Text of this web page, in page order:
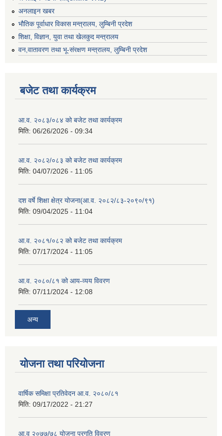
अनलाइन खबर
भौतिक पूर्वाधार विकास मन्त्रालय, लुम्बिनी प्रदेश
शिक्षा, विज्ञान, युवा तथा खेलकुद मन्‍‍त्रालय
वन,वातावरण तथा भू-संरक्षण मन्त्रालय, लुम्बिनी प्रदेश
बजेट तथा कार्यक्रम
आ.व. २०८३/०८४ को बजेट तथा कार्यक्रम
मिति: 06/26/2026 - 09:34
आ.व. २०८२/०८३ को बजेट तथा कार्यक्रम
मिति: 04/07/2026 - 11:05
दश वर्षे शिक्षा क्षेत्र योजना(आ.व. २०८२/८३-२०९०/९१)
मिति: 09/04/2025 - 11:04
आ.व. २०८१/०८२ को बजेट तथा कार्यक्रम
मिति: 07/17/2024 - 11:05
आ.व. २०८०/८१ को आय-व्यय विवरण
मिति: 07/11/2024 - 12:08
अन्य
योजना तथा परियोजना
वार्षिक समिक्षा प्रतिवेदन आ.व. २०८०/८१
मिति: 09/17/2022 - 21:27
आ.व् २०७७/७८ योजना प्रगति विवरण